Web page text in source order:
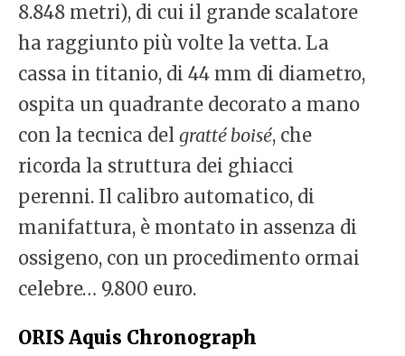
8.848 metri), di cui il grande scalatore
ha raggiunto più volte la vetta. La
cassa in titanio, di 44 mm di diametro,
ospita un quadrante decorato a mano
con la tecnica del gratté boisé, che
ricorda la struttura dei ghiacci
perenni. Il calibro automatico, di
manifattura, è montato in assenza di
ossigeno, con un procedimento ormai
celebre… 9.800 euro.
ORIS Aquis Chronograph